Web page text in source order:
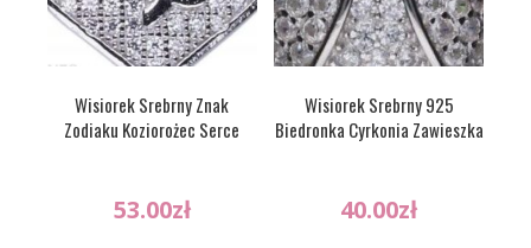
Wisiorek Srebrny Znak
Zodiaku Koziorożec Serce
53.00zł
Wisiorek Srebrny 925
Biedronka Cyrkonia Zawieszka
40.00zł